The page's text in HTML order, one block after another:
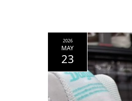
2026
MAY
23